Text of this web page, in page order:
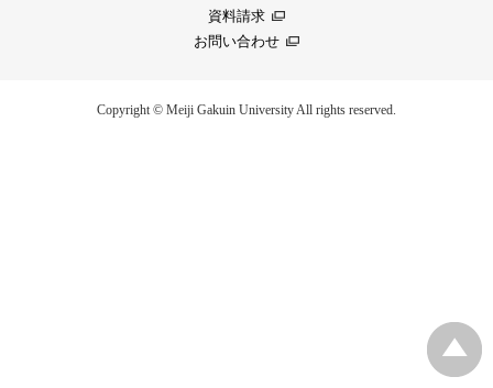
資料請求
お問い合わせ
Copyright © Meiji Gakuin University All rights reserved.